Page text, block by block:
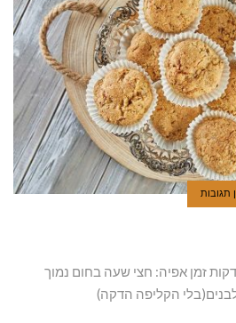
תגובות
כ 30 עוגיות זמן ההכנה: 20 דקות זמן אפיה: חצי שעה בחום נמוך